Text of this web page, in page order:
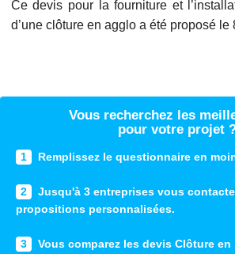
Ce devis pour la fourniture et
d’une clôture en agglo a été proposé
Vous recherchez les
pour votre projet
1 Remplissez le questionnaire en
2
Jusqu'à 3 entreprises vous
propositions personnalisées.
3
Vous comparez les devis Clôture